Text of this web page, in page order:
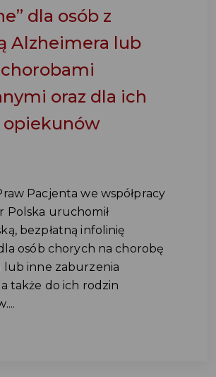
dla osób z
Alzheimera lub
oraz dla ich
opiekunów
Pacjenta we współpracy
Polska uruchomił
bezpłatną infolinię
osób chorych na chorobę
lub inne zaburzenia
także do ich rodzin